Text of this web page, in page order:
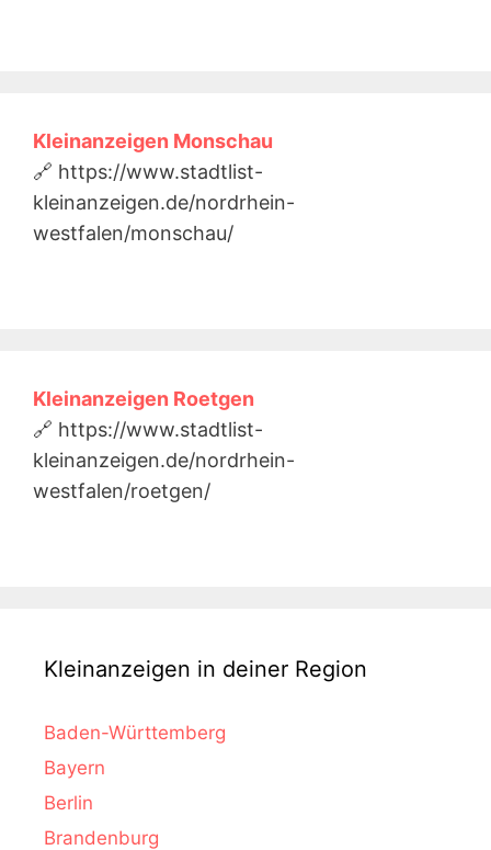
Kleinanzeigen Monschau
🔗 https://www.stadtlist-
kleinanzeigen.de/nordrhein-
westfalen/monschau/
Kleinanzeigen Roetgen
🔗 https://www.stadtlist-
kleinanzeigen.de/nordrhein-
westfalen/roetgen/
Kleinanzeigen in deiner Region
Baden-Württemberg
Bayern
Berlin
Brandenburg